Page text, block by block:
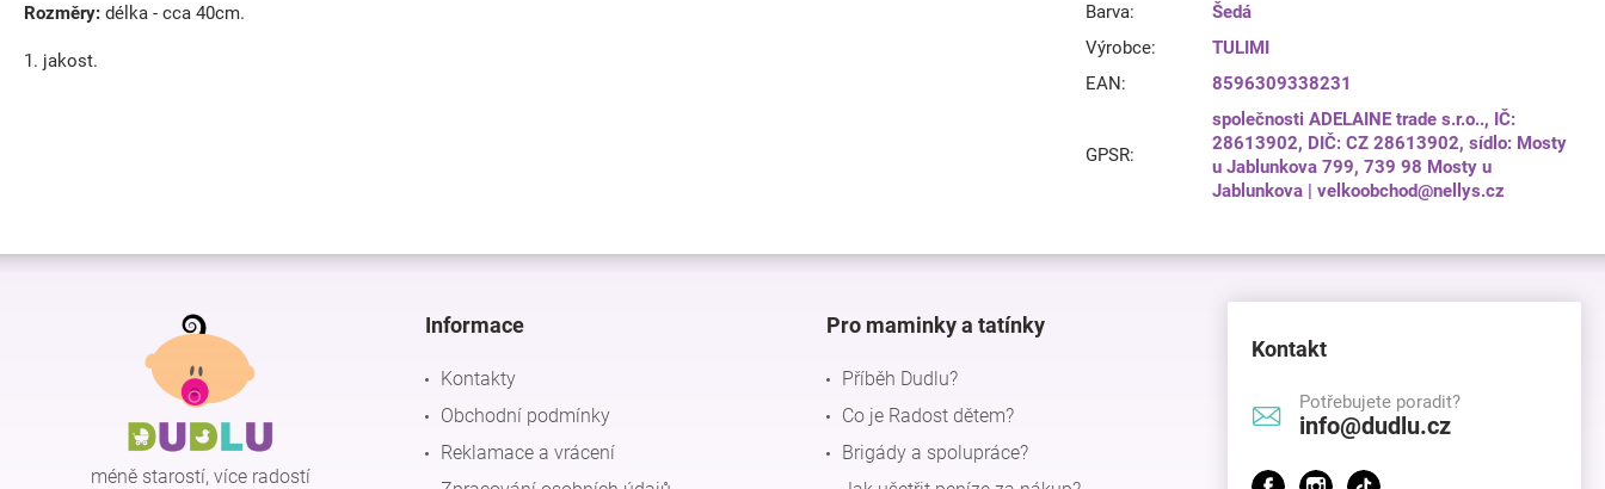
Rozměry: délka - cca 40cm.
1. jakost.
Barva:
Šedá
Výrobce:
TULIMI
EAN: 8596309338231
GPSR:
společnosti ADELAINE trade s.r.o.., IČ:
28613902, DIČ: CZ 28613902, sídlo: Mosty
u Jablunkova 799, 739 98 Mosty u
Jablunkova | velkoobchod@nellys.cz
Z
méně starostí, více radostí
Informace
Kontakty
Obchodní podmínky
Reklamace a vrácení
Pro maminky a tatínky
Příběh Dudlu?
Co je Radost dětem?
Brigády a spolupráce?
Kontakt
Potřebujete poradit?
info@dudlu.cz